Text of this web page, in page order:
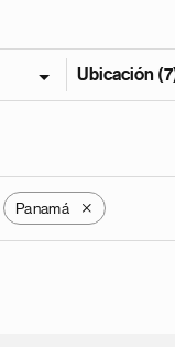
Ubicación
Panamá X